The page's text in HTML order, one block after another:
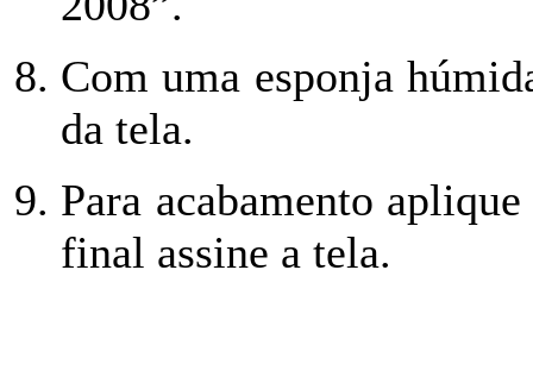
Com uma esponja
da tela.
Para acabamento
final assine a tela.